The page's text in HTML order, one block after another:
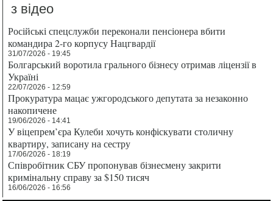
з відео
Російські спецслужби переконали пенсіонера вбити
командира 2-го корпусу Нацгвардії
31/07/2026 - 19:45
Болгарський воротила грального бізнесу отримав ліцензії в
Україні
22/07/2026 - 12:59
Прокуратура мацає ужгородського депутата за незаконно
накопичене
19/06/2026 - 14:41
У віцепрем’єра Кулеби хочуть конфіскувати столичну
квартиру, записану на сестру
17/06/2026 - 18:19
Співробітник СБУ пропонував бізнесмену закрити
кримінальну справу за $150 тисяч
16/06/2026 - 16:56